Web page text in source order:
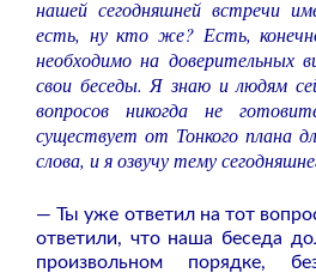
нашей сегодняшней встречи
есть, ну кто же? Есть,
необходимо на доверительных
свои беседы. Я знаю и людям
вопросов никогда не
существует от Тонкого плана
слова, и я озвучу тему
— Ты уже ответил на тот
ответили, что наша беседа
произвольном порядке,